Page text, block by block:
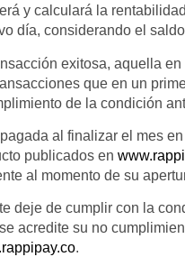
y calculará la
día, considerando el
exitosa, aquella
que en un
de la condición
al finalizar el mes
publicados en
al momento de su
deje de cumplir con la
acredite su no
.